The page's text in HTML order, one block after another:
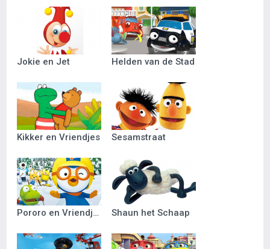
Jokie en Jet Helden van de Stad
Kikker en Vriendjes Sesamstraat
Pororo en Vriendjes Shaun het Schaap